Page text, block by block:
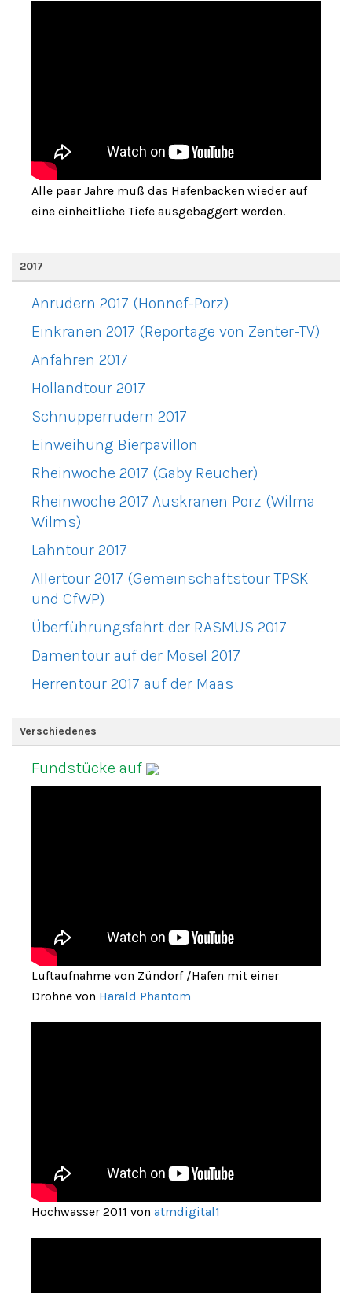
Alle paar Jahre muß das Hafenbacken wieder auf
eine einheitliche Tiefe ausgebaggert werden.
2017
Anrudern 2017 (Honnef-Porz)
Einkranen 2017 (Reportage von Zenter-TV)
Anfahren 2017
Hollandtour 2017
Schnupperrudern 2017
Einweihung Bierpavillon
Rheinwoche 2017 (Gaby Reucher)
Rheinwoche 2017 Auskranen Porz (Wilma
Wilms)
Lahntour 2017
Allertour 2017 (Gemeinschaftstour TPSK
und CfWP)
Überführungsfahrt der RASMUS 2017
Damentour auf der Mosel 2017
Herrentour 2017 auf der Maas
Verschiedenes
Fundstücke auf
Luftaufnahme von Zündorf /Hafen mit einer
Drohne von Harald Phantom
Hochwasser 2011 von atmdigital1